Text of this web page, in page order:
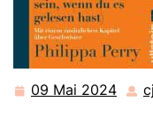
09 Mai 2024 09